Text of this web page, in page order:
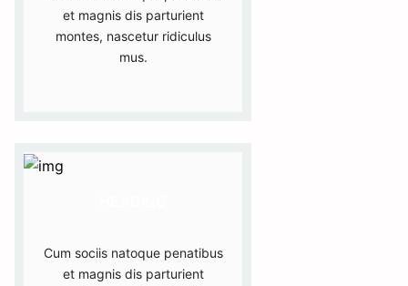
et magnis dis parturient
montes, nascetur ridiculus
mus.
Cum sociis natoque penatibus
et magnis dis parturient